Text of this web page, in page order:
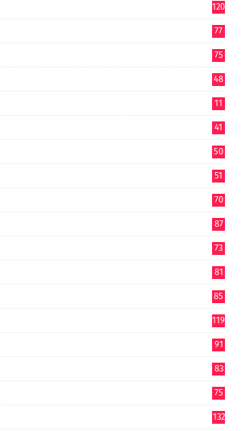
120
77
75
48
11
41
50
51
70
87
73
81
85
119
91
83
75
132